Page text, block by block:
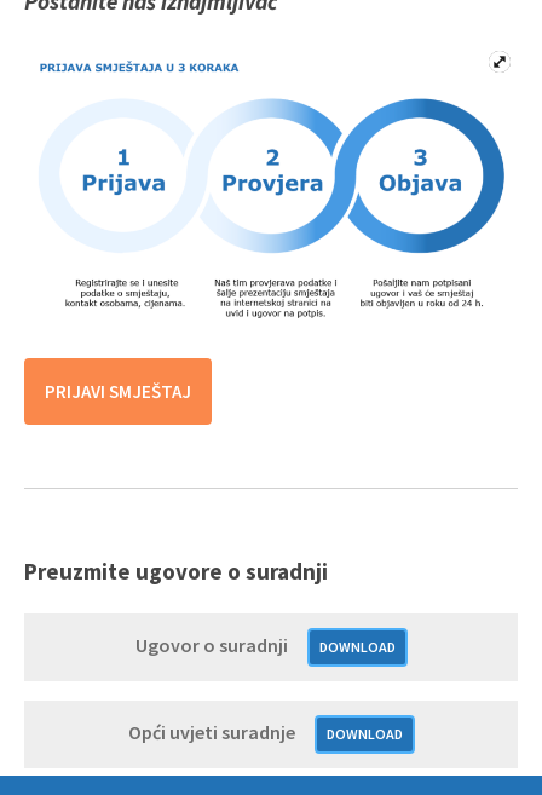
PRIJAVI SMJEŠTAJ
Preuzmite ugovore o suradnji
Ugovor o suradnji DOWNLOAD
Opći uvjeti suradnje DOWNLOAD